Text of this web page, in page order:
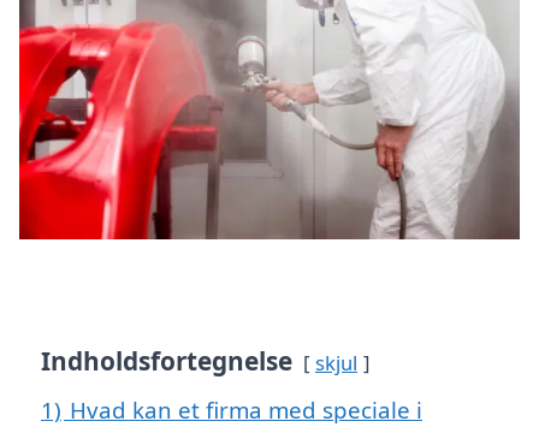
Indholdsfortegnelse skjul
1) Hvad kan et firma med speciale i